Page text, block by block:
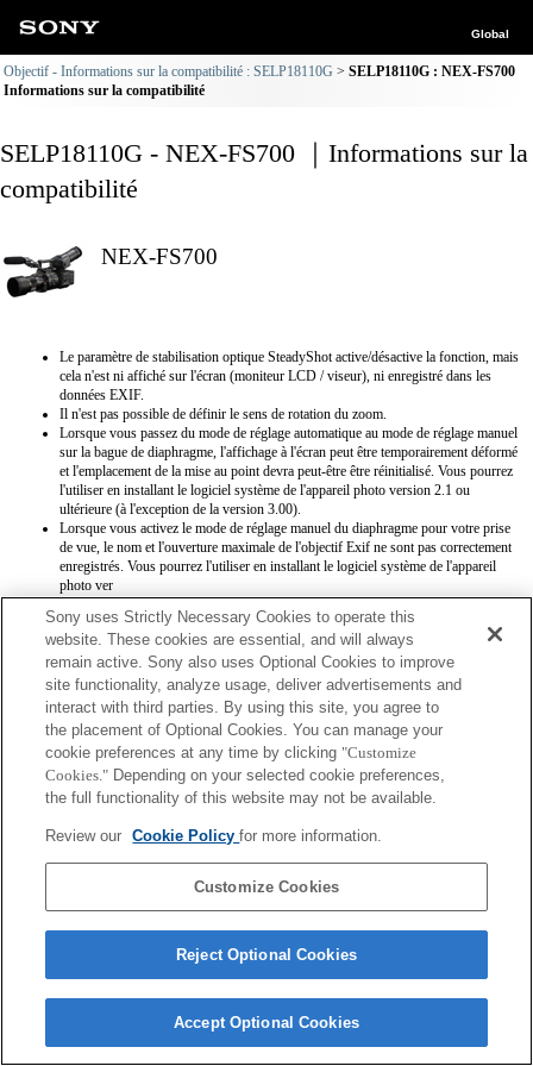
Global
Objectif - Informations sur la compatibilité : SELP18110G
SELP18110G : NEX-FS700
Informations sur la compatibilité
SELP18110G - NEX-FS700 ｜Informations sur la
compatibilité
NEX-FS700
Le paramètre de stabilisation optique SteadyShot active/désactive la fonction, mais
cela n'est ni affiché sur l'écran (moniteur LCD / viseur), ni enregistré dans les
données EXIF.
Il n'est pas possible de définir le sens de rotation du zoom.
Lorsque vous passez du mode de réglage automatique au mode de réglage manuel
sur la bague de diaphragme, l'affichage à l'écran peut être temporairement déformé
et l'emplacement de la mise au point devra peut-être être réinitialisé. Vous pourrez
l'utiliser en installant le logiciel système de l'appareil photo version 2.1 ou
ultérieure (à l'exception de la version 3.00).
Lorsque vous activez le mode de réglage manuel du diaphragme pour votre prise
de vue, le nom et l'ouverture maximale de l'objectif Exif ne sont pas correctement
enregistrés. Vous pourrez l'utiliser en installant le logiciel système de l'appareil
photo ver
valeur configurée avec la bague de diaphragme, quel que soit le mode
d'exposition. Vous pourrez l'utiliser en installant le logiciel système de l'appareil
photo version 2.1 ou
Sony uses Strictly Necessary Cookies to operate this
website. These cookies are essential, and will always
remain active. Sony also uses Optional Cookies to improve
site functionality, analyze usage, deliver advertisements and
interact with third parties. By using this site, you agree to
the placement of Optional Cookies. You can manage your
cookie preferences at any time by clicking "Customize
Cookies." Depending on your selected cookie preferences,
the full functionality of this website may not be available.
Review our Cookie Policyfor more information.
Customize Cookies
Reject Optional Cookies
Accept Optional Cookies